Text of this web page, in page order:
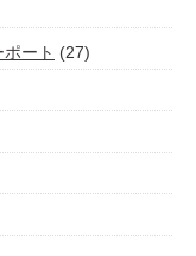
ート (27)